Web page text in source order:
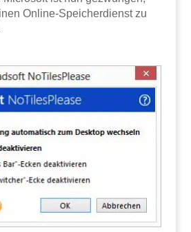
Online-Speicherdienst zu